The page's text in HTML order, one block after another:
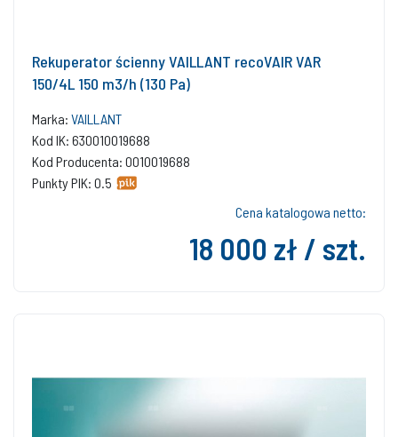
Rekuperator ścienny VAILLANT recoVAIR VAR
150/4L 150 m3/h (130 Pa)
Marka: VAILLANT
Kod IK: 630010019688
Kod Producenta: 0010019688
Punkty PIK: 0.5
Cena katalogowa netto:
18 000 zł / szt.